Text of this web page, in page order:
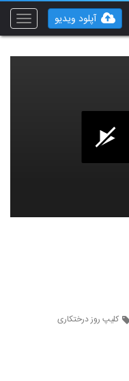
Toggle
آپلود ویدیو
کلیپ روز درختکاری